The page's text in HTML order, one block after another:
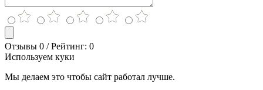
Отзывы 0 / Рейтинг: 0
Используем куки
Мы делаем это чтобы сайт работал лучше.